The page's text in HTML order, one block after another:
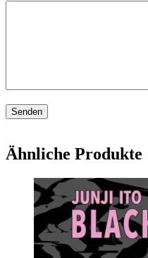
Ähnliche Produkte